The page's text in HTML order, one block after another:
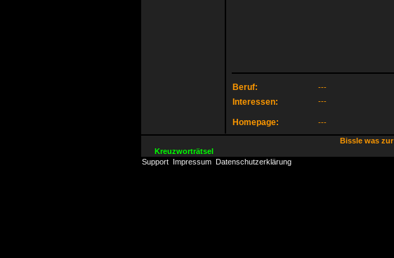
Beruf: ---
Interessen: ---
Homepage: ---
Bissle was
Kreuzworträtsel
Support Impressum Datenschutzerklärung